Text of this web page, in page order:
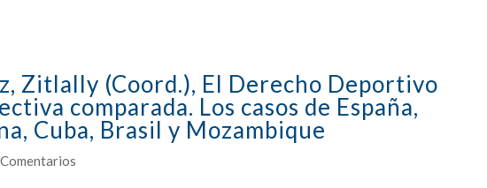
Zitlally (Coord.), El Derecho Deportivo
comparada. Los casos de España,
Cuba, Brasil y Mozambique